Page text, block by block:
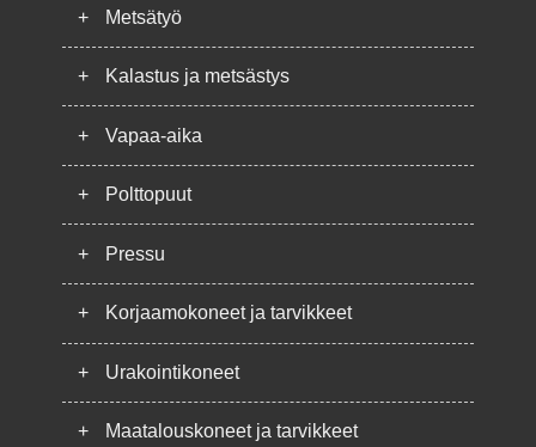
+ Metsätyö
+ Kalastus ja metsästys
+ Vapaa-aika
+ Polttopuut
+ Pressu
+ Korjaamokoneet ja tarvikkeet
+ Urakointikoneet
+ Maatalouskoneet ja tarvikkeet